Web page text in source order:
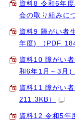
資料8 令和6年
会の取り組みに
資料9 障がい者
年度) （PDF
資料10 障がい
和6年1月～3月)
資料11 障がい
211.3KB）
資料12 令和5年